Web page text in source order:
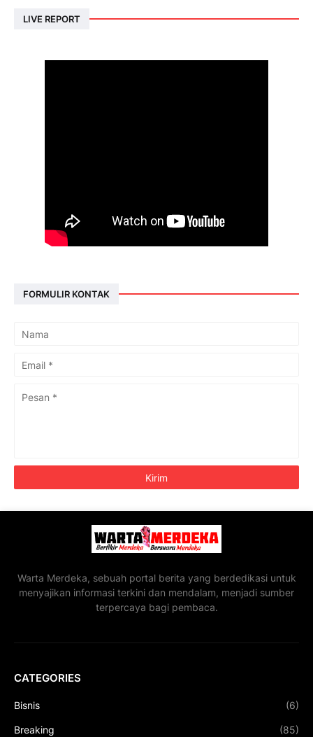
LIVE REPORT
FORMULIR KONTAK
Warta Merdeka, sebuah portal berita yang berdedikasi untuk
menyajikan informasi terkini dan mendalam, menjadi sumber
terpercaya bagi pembaca.
CATEGORIES
Bisnis (6)
Breaking (85)